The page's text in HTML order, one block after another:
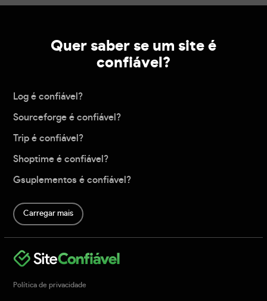
Quer saber se um site é
confiável?
Log é confiável?
Sourceforge é confiável?
Trip é confiável?
Shoptime é confiável?
Gsuplementos é confiável?
Carregar mais
Política de privacidade